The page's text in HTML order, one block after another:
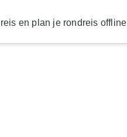
en plan je rondreis offline